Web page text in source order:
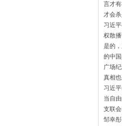
言才
才会
习近
权散播
是的
的中
广场
真相也
习近
当自
支联
邹幸